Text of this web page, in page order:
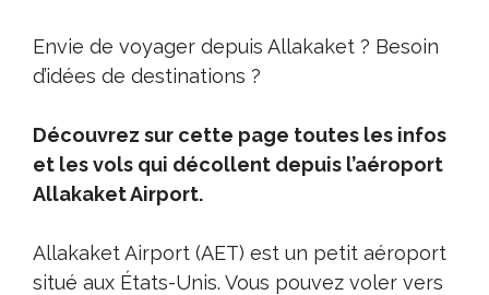
Envie de voyager depuis Allakaket ? Besoin
d’idées de destinations ?
Découvrez sur cette page toutes les infos
et les vols qui décollent depuis l’aéroport
Allakaket Airport.
Allakaket Airport (AET) est un petit aéroport
situé aux États-Unis. Vous pouvez voler vers